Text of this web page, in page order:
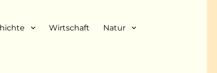
Wirtschaft Natur